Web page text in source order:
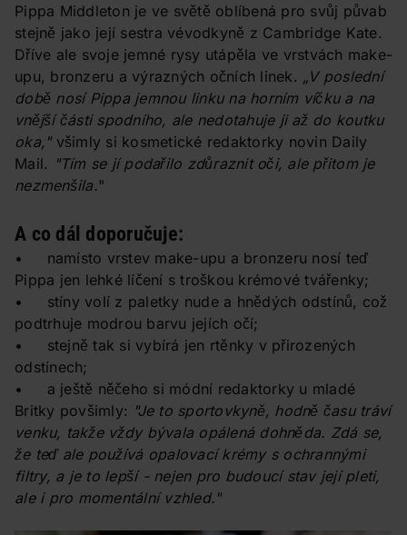
Pippa Middleton je ve světě oblíbená pro svůj půvab
stejně jako její sestra vévodkyně z Cambridge Kate.
Dříve ale svoje jemné rysy utápěla ve vrstvách make-
upu, bronzeru a výrazných očních linek. „V poslední
době nosí Pippa jemnou linku na horním víčku a na
vnější části spodního, ale nedotahuje ji až do koutku
oka,"všimly si kosmetické redaktorky novin Daily
Mail. "Tím se jí podařilo zdůraznit oči, ale přitom je
nezmenšila."
A co dál doporučuje:
• namísto vrstev make-upu a bronzeru nosí teď
Pippa jen lehké líčení s troškou krémové tvářenky;
• stíny volí z paletky nude a hnědých odstínů, což
podtrhuje modrou barvu jejích očí;
• stejně tak si vybírá jen rtěnky v přirozených
odstínech;
• a ještě něčeho si módní redaktorky u mladé
Britky povšimly: "Je to sportovkyně, hodně času tráví
venku, takže vždy bývala opálená dohněda. Zdá se,
že teď ale používá opalovací krémy s ochrannými
filtry, a je to lepší - nejen pro budoucí stav její pleti,
ale i pro momentální vzhled."